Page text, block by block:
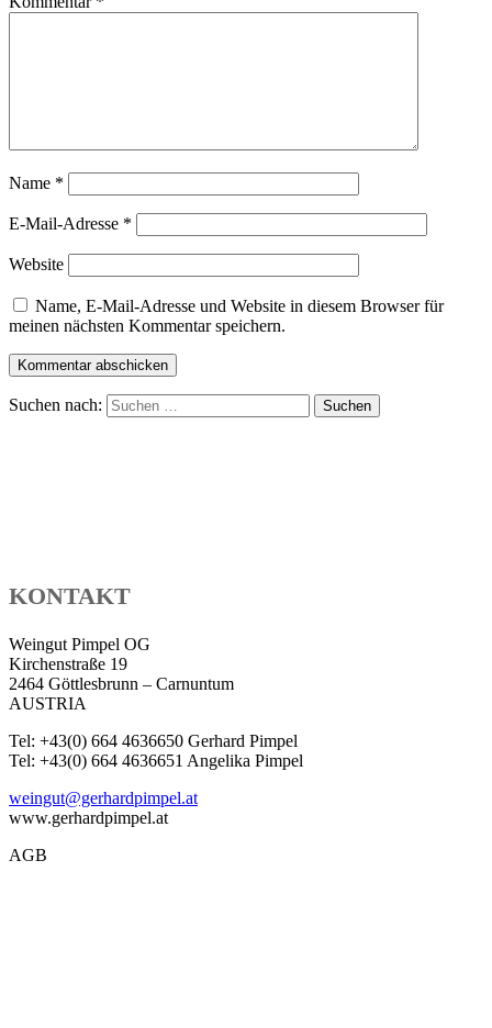
Name *
E-Mail-Adresse *
Website
Name, E-Mail-Adresse und Website in diesem Browser für
meinen nächsten Kommentar speichern.
Suchen nach:
KONTAKT
Weingut Pimpel OG
Kirchenstraße 19
2464 Göttlesbrunn – Carnuntum
AUSTRIA
Tel: +43(0) 664 4636650 Gerhard Pimpel
Tel: +43(0) 664 4636651 Angelika Pimpel
weingut@gerhardpimpel.at
www.gerhardpimpel.at
AGB